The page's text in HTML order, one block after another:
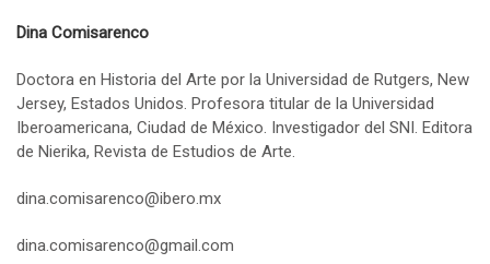
Dina Comisarenco
Doctora en Historia del Arte por la Universidad de Rutgers, New
Jersey, Estados Unidos. Profesora titular de la Universidad
Iberoamericana, Ciudad de México. Investigador del SNI. Editora
de Nierika, Revista de Estudios de Arte.
dina.comisarenco@ibero.mx
dina.comisarenco@gmail.com